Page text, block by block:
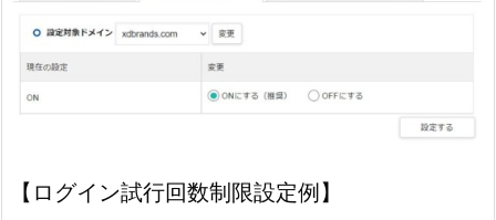
【ログイン試行回数制限設定例】